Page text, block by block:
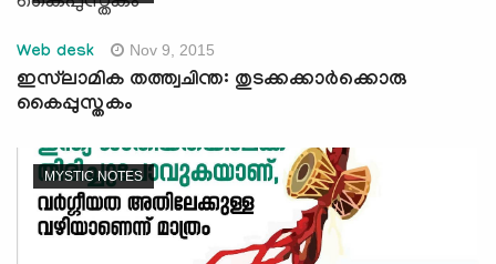
Web desk Nov 9, 2015
ഇസ്‌ലാമിക തത്ത്വചിന്ത: തുടക്കക്കാര്‍ക്കൊരു
കൈപ്പുസ്തകം
MYSTIC NOTES